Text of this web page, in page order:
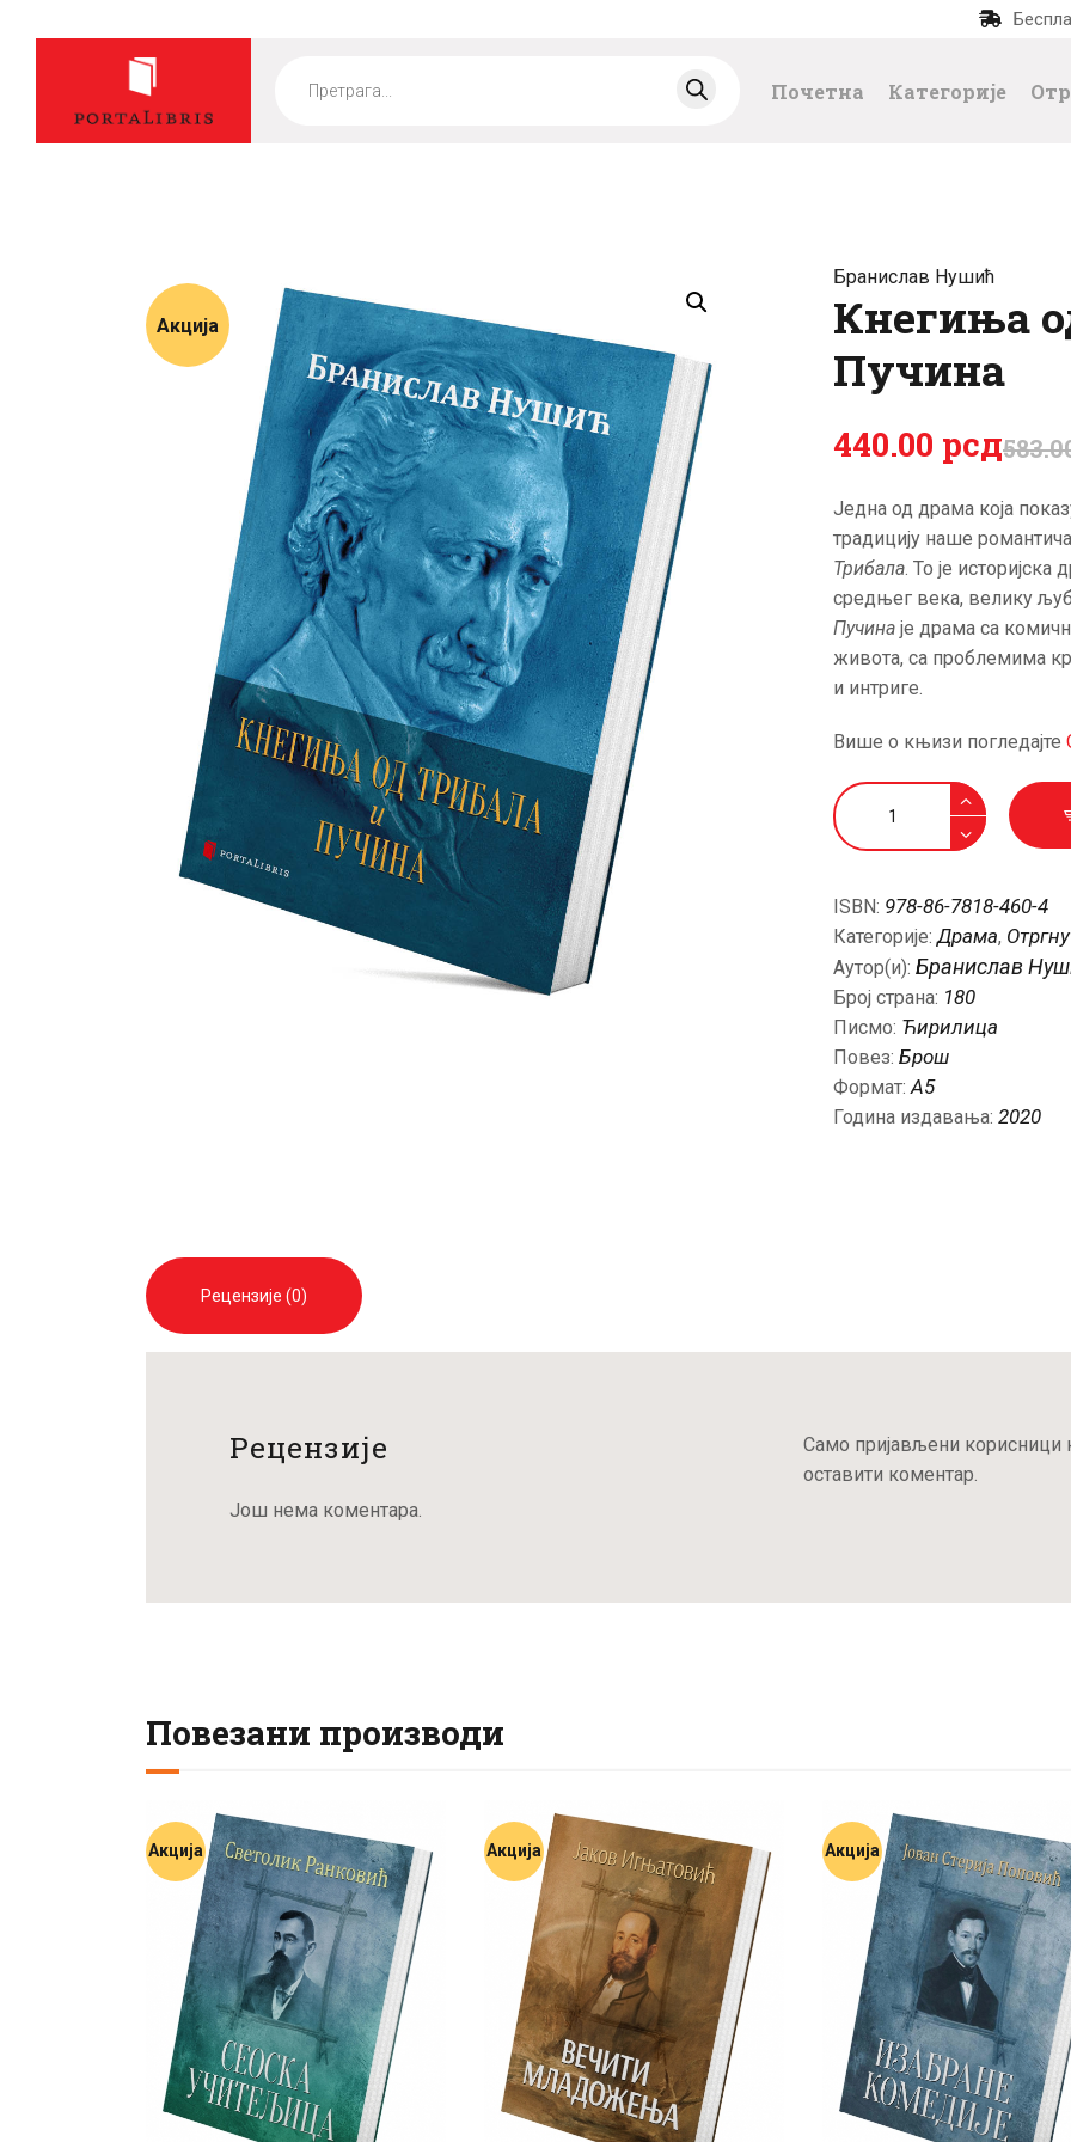
search
Почетна Категорије
КАТЕГОРИЈЕ
НОВЕ КЊИГЕ
ОТРГНУТО ОД
ЗАБОРАВА
АУТОРИ
АКТУЕЛНОСТИ
ЦЕНОВНИК
ПИСМО
Акција
Бранислав Нушић
Кнегиња
Пучина
583.
440.00 рсд
Једна од драма која
традицију наше
Трибала . То је
средњег века, велику
Пучина је драма са
живота, са проблемима
и интриге.
Више о књизи погледајте
Кнегиња
од
Трибала
Пучина
количина
ISBN: 978-86-7818-460-4
Категорије:Драма,
Аутор(и): Бранислав
Број страна: 180
Писмо: Ћирилица
Повез: Брош
Формат:A5
Година издавања: 2020
Рецензије (0)
Рецензије
Још нема коментара.
Само пријављени корисници
оставити коментар.
Повезани производи
Акција Акција Акција